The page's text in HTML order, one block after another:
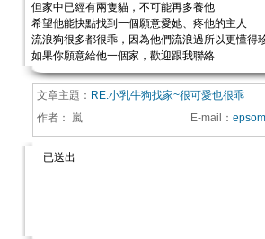
但家中已經有兩隻貓，不可能再多養他
希望他能快點找到一個願意愛她、疼他的主人
流浪狗很多都很乖，因為他們流浪過所以更懂得
如果你願意給他一個家，歡迎跟我聯絡
文章主題： RE:小乳牛狗找家~很可愛也很乖
作者：
嵐 E-mail ：
已送出